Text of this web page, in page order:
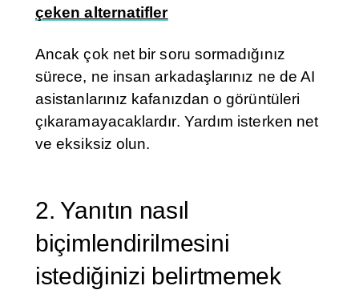
çeken alternatifler
Ancak çok net bir soru sormadığınız
sürece, ne insan arkadaşlarınız ne de AI
asistanlarınız kafanızdan o görüntüleri
çıkaramayacaklardır. Yardım isterken net
ve eksiksiz olun.
2. Yanıtın nasıl
biçimlendirilmesini
istediğinizi belirtmemek